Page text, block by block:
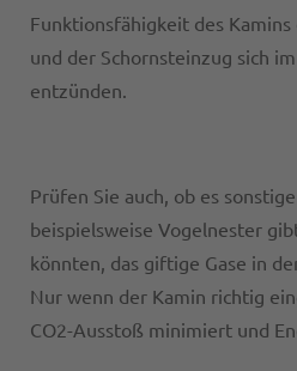
Funktionsfähigkeit des
und der Schornsteinzug sich
entzünden.
Prüfen Sie auch, ob es
beispielsweise Vogelnester
könnten, das giftige Gase in
Nur wenn der Kamin richtig
CO2-Ausstoß minimiert und